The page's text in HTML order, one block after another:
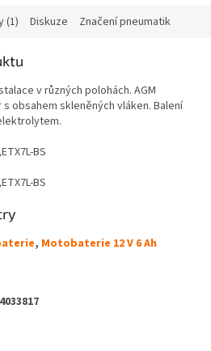
(1) Diskuze Značení pneumatik
v různých polohách. AGM
obsahem skleněných vláken. Balení
BS
BS
, Motobaterie 12 V 6 Ah